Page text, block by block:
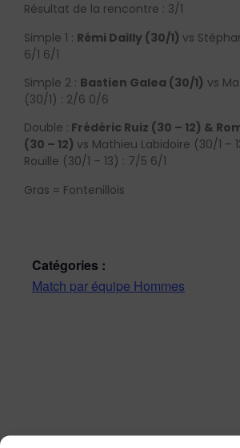
Résultat de la rencontre : 3/1
Simple 1 : Rémi Dailly (30/1) vs
6/1 6/1
Simple 2 : Bastien Galea (30/1) vs
(30/1) : 2/6 0/6
Double : Frédéric Ruiz (30 – 12) &
(30 – 12) vs Mathieu Labidoire (30/1 –
Rouille (30/1 – 13) : 7/5 6/1
Gras = Fontenillois
Catégories :
Match par équipe Hommes